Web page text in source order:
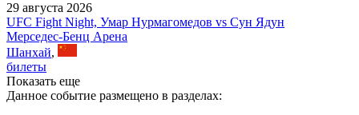
29 августа 2026
UFC Fight Night, Умар Нурмагомедов vs Сун Ядун
Мерседес-Бенц Арена
Шанхай,
билеты
Показать еще
Данное событие размещено в разделах: